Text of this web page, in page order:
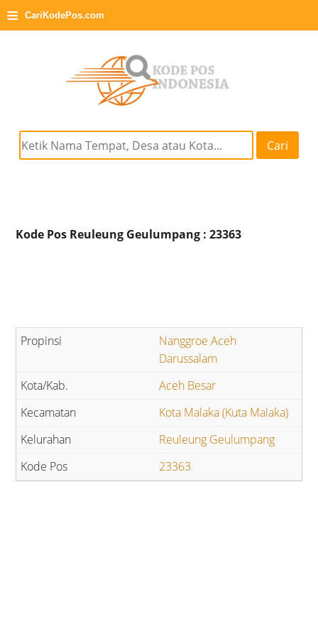
≡ CariKodePos.com
Cari
Kode Pos Reuleung Geulumpang : 23363
Nanggroe Aceh
Darussalam
Aceh Besar
Kota Malaka (Kuta Malaka)
Reuleung Geulumpang
23363